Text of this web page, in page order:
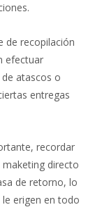
de recopilación
efectuar
atascos o
entregas
recordar
maketing directo
de retorno, lo
erigen en todo